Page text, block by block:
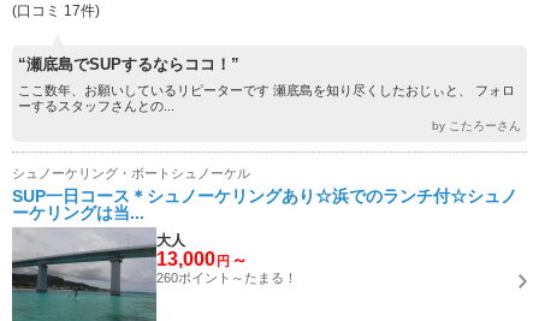
(口コミ 17件)
“瀬底島でSUPするならココ！”
ここ数年、お願いしているリピーターです 瀬底島を知り尽くしたおじぃと、 フォロ
ーするスタッフさんとの...
by こたろーさん
シュノーケリング・ボートシュノーケル
SUP一日コース＊シュノーケリングあり☆浜でのランチ付☆シュノ
ーケリングは当...
大人
13,000 円 ～
260ポイント～たまる！